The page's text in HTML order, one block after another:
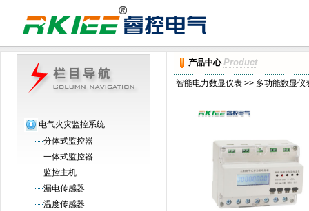
电气火灾监控系统
分体式监控器
一体式监控器
监控主机
漏电传感器
温度传感器
产品中心 Product
智能电力数显仪表 >> 多功能数显仪